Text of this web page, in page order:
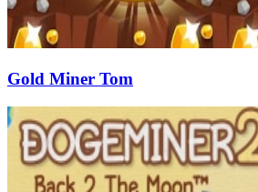
Gold Miner Tom